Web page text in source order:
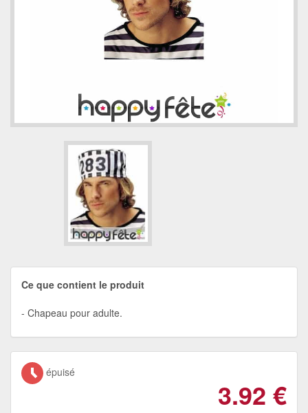
Ce que contient le produit
Chapeau pour adulte.
épuisé
3.92 €